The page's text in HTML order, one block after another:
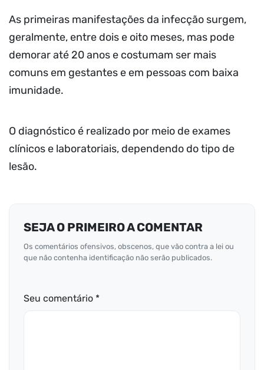
As primeiras manifestações da infecção surgem,
geralmente, entre dois e oito meses, mas pode
demorar até 20 anos e costumam ser mais
comuns em gestantes e em pessoas com baixa
imunidade.
O diagnóstico é realizado por meio de exames
clínicos e laboratoriais, dependendo do tipo de
lesão.
SEJA O PRIMEIRO A COMENTAR
Os comentários ofensivos, obscenos, que vão contra a lei ou
que não contenha identificação não serão publicados.
Seu comentário *